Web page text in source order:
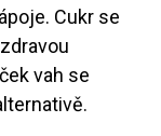
Cukr se
vah se